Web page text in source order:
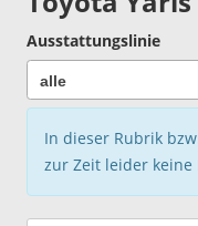
Ausstattungslinie
In dieser Rubrik
zur Zeit leider keine